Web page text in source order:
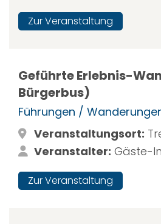
Zur Veranstaltung
Geführte Erlebnis-
Bürgerbus)
Führungen /
Veranstaltungsort:
Veranstalter: Gäste-
Zur Veranstaltung